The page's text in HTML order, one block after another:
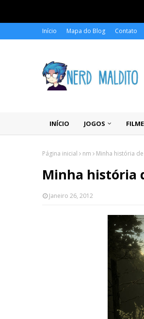
Início Mapa do Blog Contato
INÍCIO JOGOS
Página inicial nm Minha história
Minha história
Janeiro 26, 2012